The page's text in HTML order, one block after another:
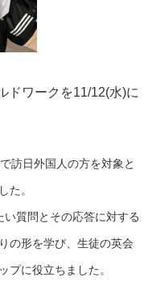
ドワークを11/12(水)に
訪日外国人の方を対象と
た。
質問とその応答に対する
の形を学び、生徒の英会
プに役立ちました。